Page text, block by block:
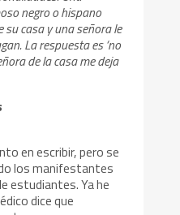
negro o hispano
su casa y una señora le
La respuesta es ‘no
de la casa me deja
en escribir, pero se
los manifestantes
estudiantes. Ya he
dice que